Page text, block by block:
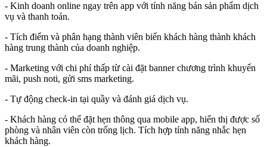
- Kinh doanh online ngay trên app với tính năng bán sản phẩm dịch
vụ và thanh toán.
- Tích điểm và phân hạng thành viên biến khách hàng thành khách
hàng trung thành của doanh nghiệp.
- Marketing với chi phí thấp từ cài đặt banner chương trình khuyến
mãi, push noti, gửi sms marketing.
- Tự động check-in tại quầy và đánh giá dịch vụ.
- Khách hàng có thể đặt hẹn thông qua mobile app, hiển thị được số
phòng và nhân viên còn trống lịch. Tích hợp tính năng nhắc hẹn
khách hàng.